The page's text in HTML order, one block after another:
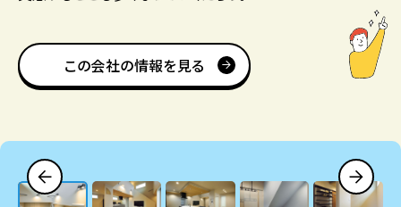
この会社の情報を見る